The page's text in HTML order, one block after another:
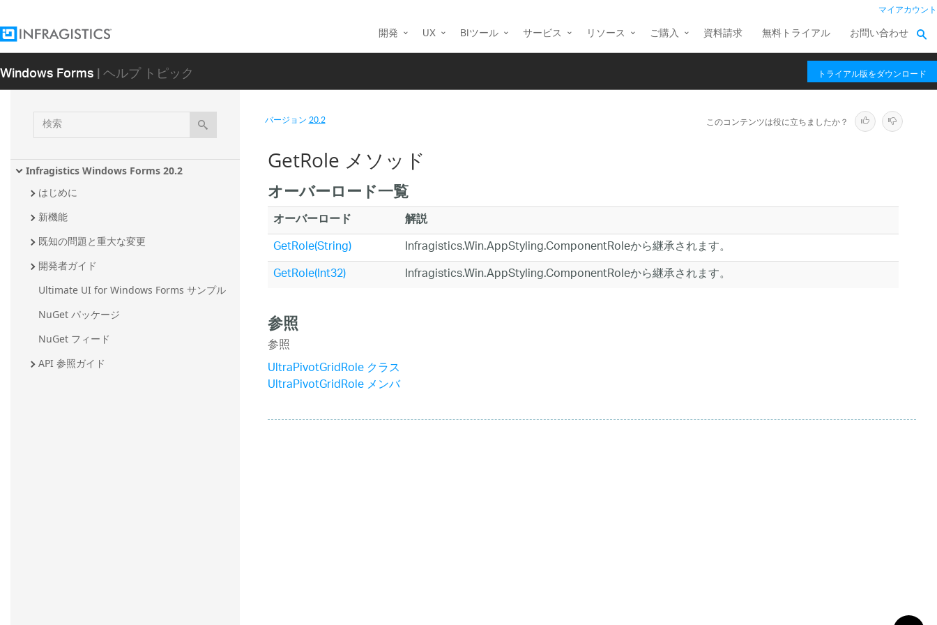
マイアカウント
開発 UX BIツール サービス リソース ご購入 資料請求 無料トライアル お問い合わせ
Windows Forms| ヘルプ トピック トライアル版をダウンロード
検
索
Infragistics Windows Forms 20.2
はじめに
新機能
既知の問題と重大な変更
開発者ガイド
Ultimate UI for Windows Forms サンプル
NuGet パッケージ
NuGet フィード
API 参照ガイド
バージョン20.2 このコンテンツは役に立ちましたか？
GetRole メソッド
オーバーロード一覧
オーバーロード 解説
GetRole(String)
Infragistics.Win.AppStyling.ComponentRoleから継承されます。
GetRole(Int32)
Infragistics.Win.AppStyling.ComponentRoleから継承されます。
参照
参照
UltraPivotGridRole クラス
UltraPivotGridRole メンバ